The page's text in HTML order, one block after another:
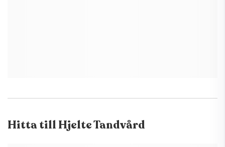
Hitta till Hjelte Tandvård